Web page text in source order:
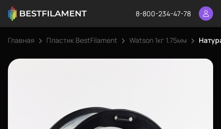
8-800-234-47-78
Главная Пластик BestFilament Watson 1кг 1.75мм